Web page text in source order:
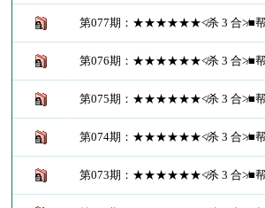
第077期：★★★★★★≮杀 3 合≯■帮
第076期：★★★★★★≮杀 3 合≯■帮
第075期：★★★★★★≮杀 3 合≯■帮
第074期：★★★★★★≮杀 3 合≯■帮
第073期：★★★★★★≮杀 3 合≯■帮